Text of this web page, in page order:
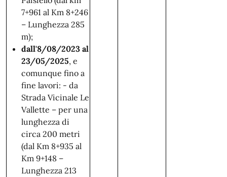
7+961 al Km 8+246
– Lunghezza 285
m);
dall'8/08/2023 al
23/05/2025, e
comunque fino a
fine lavori: - da
Strada Vicinale Le
Vallette – per una
lunghezza di
circa 200 metri
(dal Km 8+935 al
Km 9+148 –
Lunghezza 213